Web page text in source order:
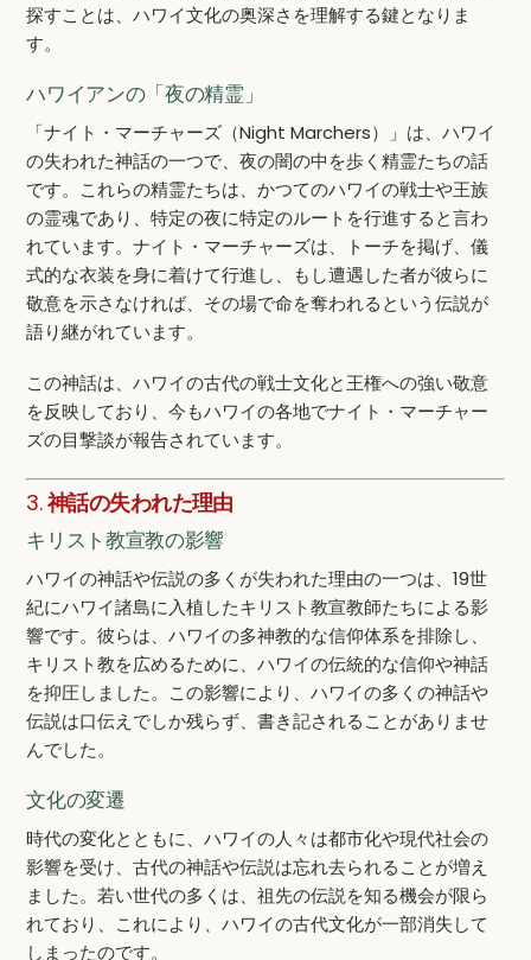
探すことは、ハワイ文化の奥深さを理解する鍵となりま
す。
ハワイアンの「夜の精霊」
「ナイト・マーチャーズ（Night Marchers）」は、ハワイ
の失われた神話の一つで、夜の闇の中を歩く精霊たちの話
です。これらの精霊たちは、かつてのハワイの戦士や王族
の霊魂であり、特定の夜に特定のルートを行進すると言わ
れています。ナイト・マーチャーズは、トーチを掲げ、儀
式的な衣装を身に着けて行進し、もし遭遇した者が彼らに
敬意を示さなければ、その場で命を奪われるという伝説が
語り継がれています。
この神話は、ハワイの古代の戦士文化と王権への強い敬意
を反映しており、今もハワイの各地でナイト・マーチャー
ズの目撃談が報告されています。
3.神話の失われた理由
キリスト教宣教の影響
ハワイの神話や伝説の多くが失われた理由の一つは、19世
紀にハワイ諸島に入植したキリスト教宣教師たちによる影
響です。彼らは、ハワイの多神教的な信仰体系を排除し、
キリスト教を広めるために、ハワイの伝統的な信仰や神話
を抑圧しました。この影響により、ハワイの多くの神話や
伝説は口伝えでしか残らず、書き記されることがありませ
んでした。
文化の変遷
時代の変化とともに、ハワイの人々は都市化や現代社会の
影響を受け、古代の神話や伝説は忘れ去られることが増え
ました。若い世代の多くは、祖先の伝説を知る機会が限ら
れており、これにより、ハワイの古代文化が一部消失して
しまったのです。